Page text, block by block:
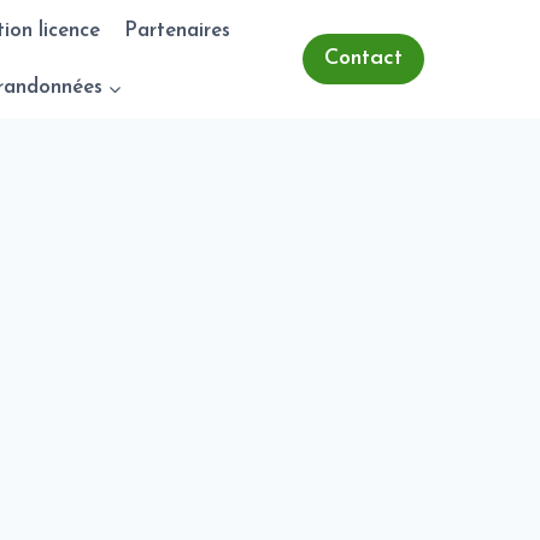
licence Partenaires
Contact